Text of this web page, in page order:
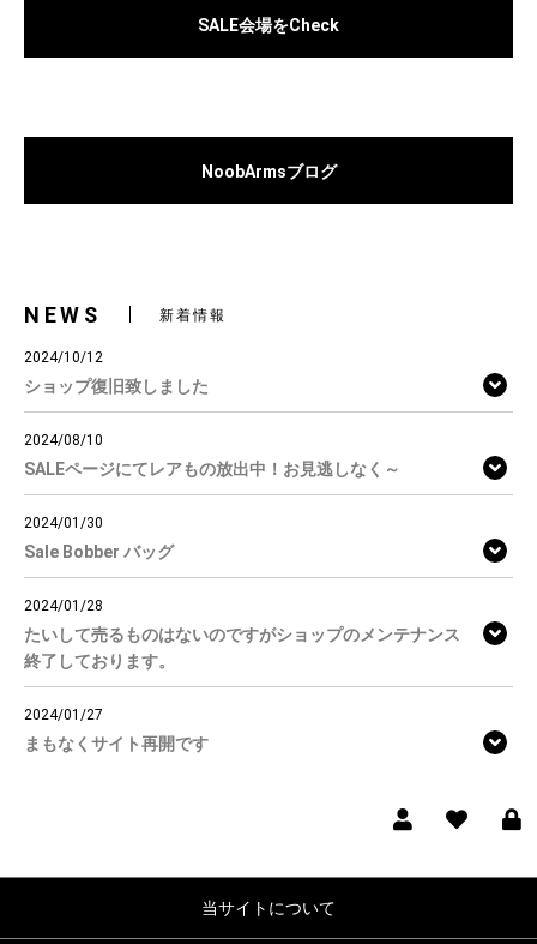
SALE会場をCheck
NoobArmsブログ
NEWS 新着情報
2024/10/12
ショップ復旧致しました
2024/08/10
SALEページにてレアもの放出中！お見逃しなく～
2024/01/30
Sale Bobber バッグ
2024/01/28
たいして売るものはないのですがショップのメンテナンス
終了しております。
2024/01/27
まもなくサイト再開です
当サイトについて